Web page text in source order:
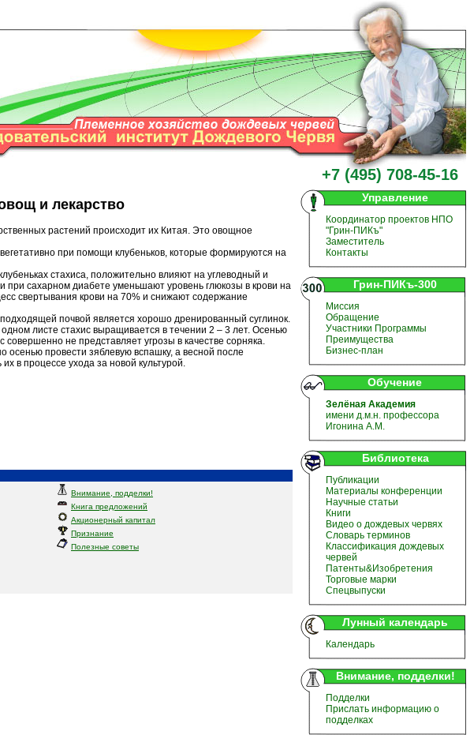
+7 (495) 708-45-16
и лекарство
растений происходит их Китая. Это овощное
при помощи клубеньков, которые формируются на
стахиса, положительно влияют на углеводный и
сахарном диабете уменьшают уровень глюкозы в крови на
свертывания крови на 70% и снижают содержание
почвой является хорошо дренированный суглинок.
листе стахис выращивается в течении 2 – 3 лет. Осенью
не представляет угрозы в качестве сорняка.
осенью провести зяблевую вспашку, а весной после
в процессе ухода за новой культурой.
Внимание, подделки!
Книга предложений
Акционерный капитал
Признание
Полезные советы
Управление
Координатор проектов НПО
"Грин-ПИКъ"
Заместитель
Контакты
Грин-ПИКъ-300
Миссия
Обращение
Участники Программы
Преимущества
Бизнес-план
Обучение
Зелёная Академия
имени д.м.н. профессора
Игонина А.М.
Библиотека
Публикации
Материалы конференции
Научные статьи
Книги
Видео о дождевых червях
Словарь терминов
Классификация дождевых
червей
Патенты&Изобретения
Торговые марки
Спецвыпуски
Лунный календарь
Календарь
Внимание, подделки!
Подделки
Прислать информацию о
подделках